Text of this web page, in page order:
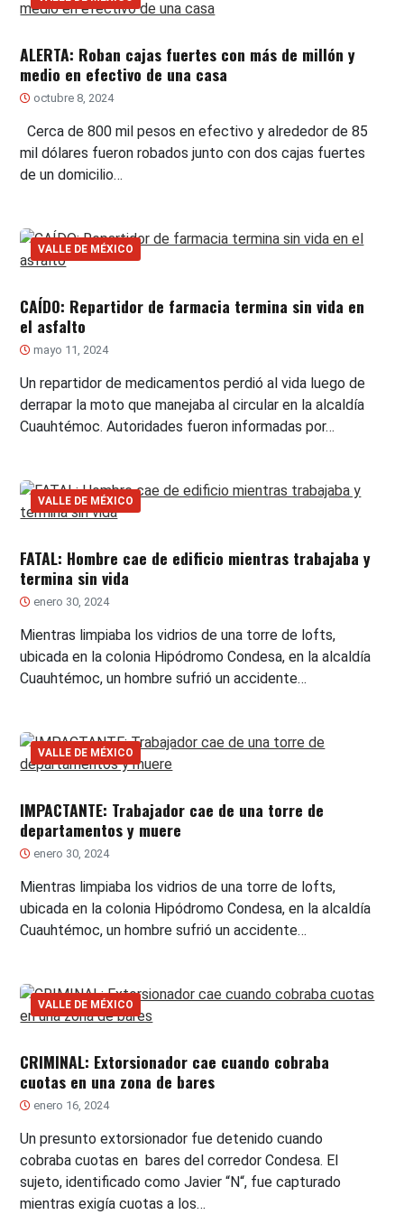
ALERTA: Roban cajas fuertes con más de millón y
medio en efectivo de una casa
octubre 8, 2024
Cerca de 800 mil pesos en efectivo y alrededor de 85
mil dólares fueron robados junto con dos cajas fuertes
de un domicilio…
VALLE DE MÉXICO
CAÍDO: Repartidor de farmacia termina sin vida en
el asfalto
mayo 11, 2024
Un repartidor de medicamentos perdió al vida luego de
derrapar la moto que manejaba al circular en la alcaldía
Cuauhtémoc. Autoridades fueron informadas por…
VALLE DE MÉXICO
FATAL: Hombre cae de edificio mientras trabajaba y
termina sin vida
enero 30, 2024
Mientras limpiaba los vidrios de una torre de lofts,
ubicada en la colonia Hipódromo Condesa, en la alcaldía
Cuauhtémoc, un hombre sufrió un accidente…
VALLE DE MÉXICO
IMPACTANTE: Trabajador cae de una torre de
departamentos y muere
enero 30, 2024
Mientras limpiaba los vidrios de una torre de lofts,
ubicada en la colonia Hipódromo Condesa, en la alcaldía
Cuauhtémoc, un hombre sufrió un accidente…
VALLE DE MÉXICO
CRIMINAL: Extorsionador cae cuando cobraba
cuotas en una zona de bares
enero 16, 2024
Un presunto extorsionador fue detenido cuando
cobraba cuotas en bares del corredor Condesa. El
sujeto, identificado como Javier “N“, fue capturado
mientras exigía cuotas a los…